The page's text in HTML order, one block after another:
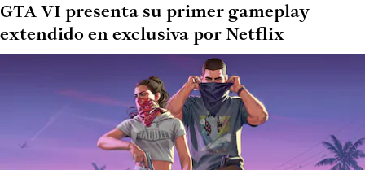
GTA VI presenta su primer gameplay
extendido en exclusiva por Netflix